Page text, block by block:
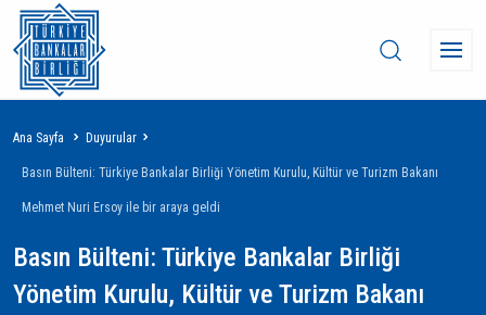
Sayfa
yolu
Ana Sayfa Duyurular
Basın Bülteni: Türkiye Bankalar Birliği Yönetim Kurulu, Kültür ve Turizm Bakanı
Mehmet Nuri Ersoy ile bir araya geldi
Basın Bülteni: Türkiye Bankalar Birliği
Yönetim Kurulu, Kültür ve Turizm Bakanı